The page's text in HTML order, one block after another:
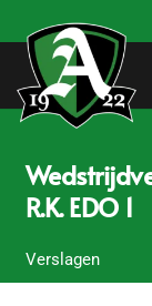
R.K. EDO 1
Verslagen